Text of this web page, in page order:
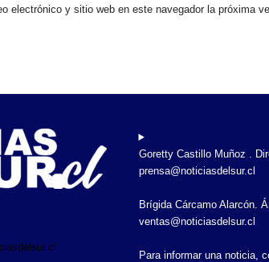
electrónico y sitio web en este navegador la próxima
Goretty Castillo Muñoz .
prensa@noticiasdelsur.cl
Brígida Cárcamo Alarcón.
ventas@noticiasdelsur.cl
Para informar una noticia,